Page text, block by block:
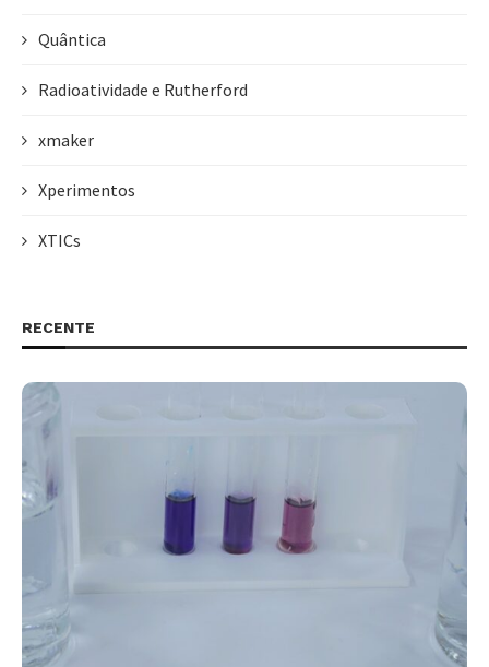
Quântica
Radioatividade e Rutherford
xmaker
Xperimentos
XTICs
RECENTE